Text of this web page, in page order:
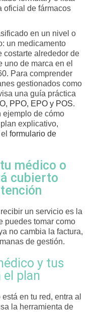
oficial de fármacos
en un nivel o
un medicamento
costarte alrededor de
uno de marca en el
Para comprender
gestionados como
una guía práctica
PPO, EPO y POS.
ejemplo de cómo
explicativo,
formulario de
médico o
cubierto
un servicio es la
puedes tomar como
no cambia la factura,
de gestión.
y tus
plan
en tu red, entra al
la herramienta de